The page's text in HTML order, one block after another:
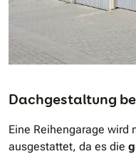
Dachgestaltung
Eine Reihengarage wird
ausgestattet, da es die